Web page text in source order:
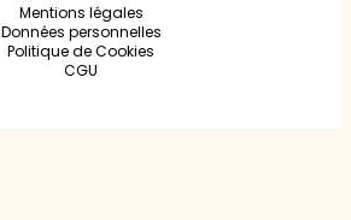
Mentions légales
Données personnelles
Politique de Cookies
CGU